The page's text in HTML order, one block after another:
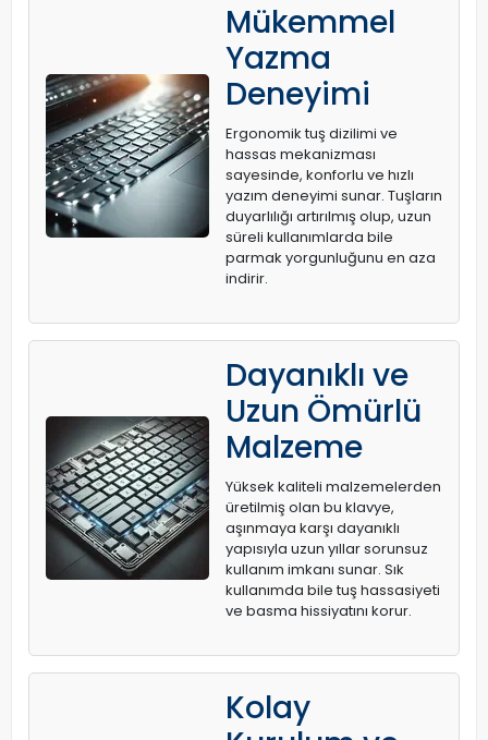
Mükemmel
Yazma
Deneyimi
Ergonomik tuş dizilimi ve
hassas mekanizması
sayesinde, konforlu ve hızlı
yazım deneyimi sunar. Tuşların
duyarlılığı artırılmış olup, uzun
süreli kullanımlarda bile
parmak yorgunluğunu en aza
indirir.
Dayanıklı ve
Uzun Ömürlü
Malzeme
Yüksek kaliteli malzemelerden
üretilmiş olan bu klavye,
aşınmaya karşı dayanıklı
yapısıyla uzun yıllar sorunsuz
kullanım imkanı sunar. Sık
kullanımda bile tuş hassasiyeti
ve basma hissiyatını korur.
Kolay